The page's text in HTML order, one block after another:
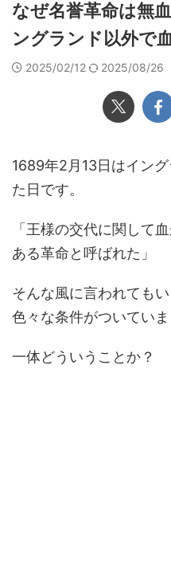
なぜ名誉革命は無
ングランド以外で
2025/02/12 2025/08/26
1689年2月13日はイン
た日です。
「王様の交代に関して
ある革命と呼ばれた」
そんな風に言われても
色々な条件がついていま
一体どういうことか？